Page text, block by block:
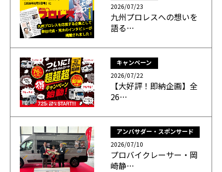
2026/07/23
九州プロレスへの想いを
語る…
キャンペーン
2026/07/22
【大好評！即納企画】全
26…
アンバサダー・スポンサード
2026/07/10
プロバイクレーサー・岡
崎静…